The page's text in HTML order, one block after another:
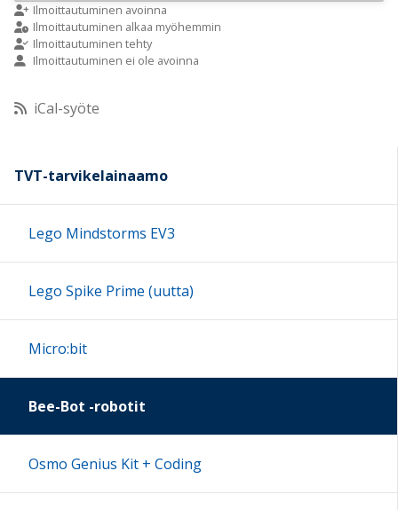
9:00
10:00
11:00
12:00
16:00
17:00
18:00
Ilmoittautuminen avoinna
Ilmoittautuminen alkaa myöhemmin
Ilmoittautuminen tehty
Ilmoittautuminen ei ole avoinna
iCal-syöte
TVT-tarvikelainaamo
Lego Mindstorms EV3
Lego Spike Prime (uutta)
Micro:bit
Bee-Bot -robotit
Osmo Genius Kit + Coding